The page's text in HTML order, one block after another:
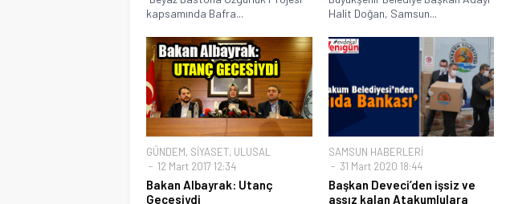
kapsamında Bafra...
Halit Doğan, Samsun...
GÜNDEM, SİYASET, ULUSAL
12 Mart 2017 12:34
Bakan Albayrak: Utanç
Gecesiydi
SAMSUN HABERLERİ
31 Mart 2020 18:44
Başkan Deveci’den işsiz ve
aşsız kalan Atakumlulara